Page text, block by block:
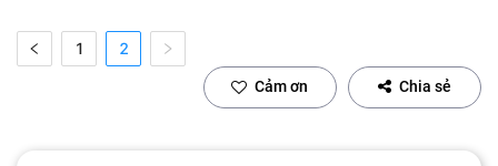
1 2
Cảm ơn Chia sẻ